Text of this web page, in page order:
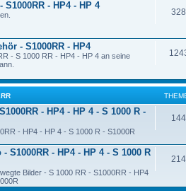
S1000RR - HP4 - HP 4
328
- S1000RR - HP4
- S 1000 RR - HP4 - HP 4 an seine
- HP4 - HP 4 - S 1000 R -
- HP4 - HP 4 - S 1000 R - S1000R
144
S1000RR - HP4 - HP 4 - S 1000 R
Bilder - S 1000 RR - S1000RR - HP4
214